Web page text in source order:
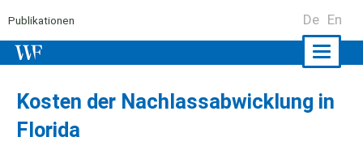
Publikationen De En
Kosten der Nachlassabwicklung in
Florida